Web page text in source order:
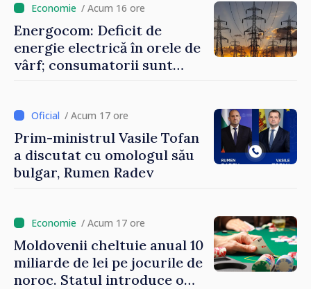
/ Acum 16 ore
Energocom: Deficit de
energie electrică în orele de
vârf; consumatorii sunt
/ Acum 17 ore
Prim-ministrul Vasile Tofan
a discutat cu omologul său
bulgar, Rumen Radev
/ Acum 17 ore
Moldovenii cheltuie anual 10
miliarde de lei pe jocurile de
noroc. Statul introduce o